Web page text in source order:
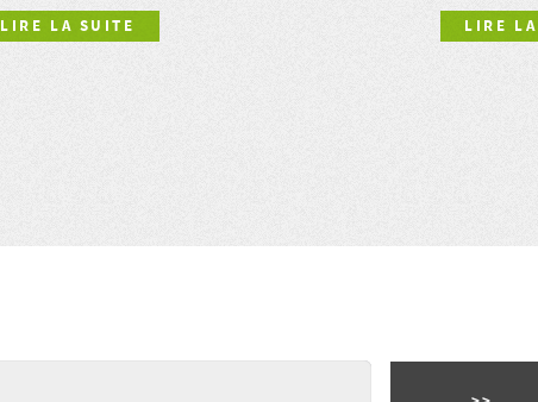
LIRE LA SUITE LIRE